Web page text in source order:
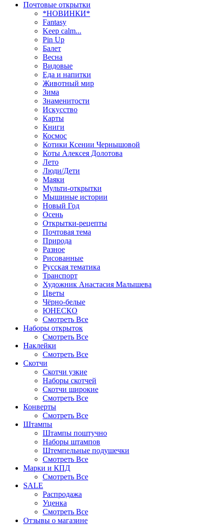
Почтовые открытки
*НОВИНКИ*
Fantasy
Keep calm...
Pin Up
Балет
Весна
Видовые
Еда и напитки
Животный мир
Зима
Знаменитости
Искусство
Карты
Книги
Космос
Котики Ксении Чернышовой
Коты Алексея Долотова
Лето
Люди/Дети
Маяки
Мульти-открытки
Мышиные истории
Новый Год
Осень
Открытки-рецепты
Почтовая тема
Природа
Разное
Рисованные
Русская тематика
Транспорт
Художник Анастасия Малышева
Цветы
Чёрно-белые
ЮНЕСКО
Смотреть Все
Наборы открыток
Смотреть Все
Наклейки
Смотреть Все
Скотчи
Скотчи узкие
Наборы скотчей
Скотчи широкие
Смотреть Все
Конверты
Смотреть Все
Штампы
Штампы поштучно
Наборы штампов
Штемпельные подушечки
Смотреть Все
Марки и КПД
Смотреть Все
SALE
Распродажа
Уценка
Смотреть Все
Отзывы о магазине